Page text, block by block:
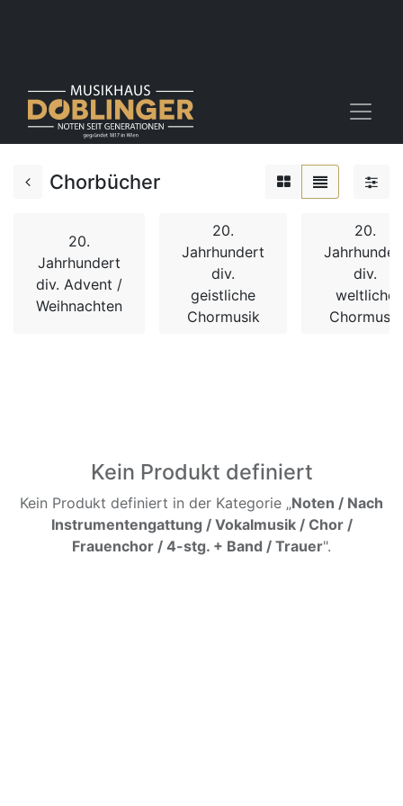
Chorbücher
20.
Jahrhundert
div. Advent /
Weihnachten
20.
Jahrhundert
div.
geistliche
Chormusik
20.
div.
weltliche
Chormusik
Kein Produkt definiert
Kein Produkt definiert in der Kategorie „Noten / Nach
Instrumentengattung / Vokalmusik / Chor /
Frauenchor / 4-stg. + Band / Trauer".